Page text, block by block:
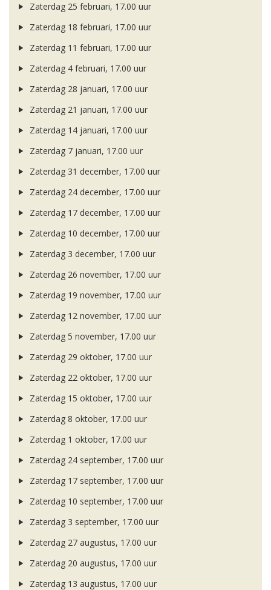
Zaterdag 25 februari, 17.00 uur
Zaterdag 18 februari, 17.00 uur
Zaterdag 11 februari, 17.00 uur
Zaterdag 4 februari, 17.00 uur
Zaterdag 28 januari, 17.00 uur
Zaterdag 21 januari, 17.00 uur
Zaterdag 14 januari, 17.00 uur
Zaterdag 7 januari, 17.00 uur
Zaterdag 31 december, 17.00 uur
Zaterdag 24 december, 17.00 uur
Zaterdag 17 december, 17.00 uur
Zaterdag 10 december, 17.00 uur
Zaterdag 3 december, 17.00 uur
Zaterdag 26 november, 17.00 uur
Zaterdag 19 november, 17.00 uur
Zaterdag 12 november, 17.00 uur
Zaterdag 5 november, 17.00 uur
Zaterdag 29 oktober, 17.00 uur
Zaterdag 22 oktober, 17.00 uur
Zaterdag 15 oktober, 17.00 uur
Zaterdag 8 oktober, 17.00 uur
Zaterdag 1 oktober, 17.00 uur
Zaterdag 24 september, 17.00 uur
Zaterdag 17 september, 17.00 uur
Zaterdag 10 september, 17.00 uur
Zaterdag 3 september, 17.00 uur
Zaterdag 27 augustus, 17.00 uur
Zaterdag 20 augustus, 17.00 uur
Zaterdag 13 augustus, 17.00 uur